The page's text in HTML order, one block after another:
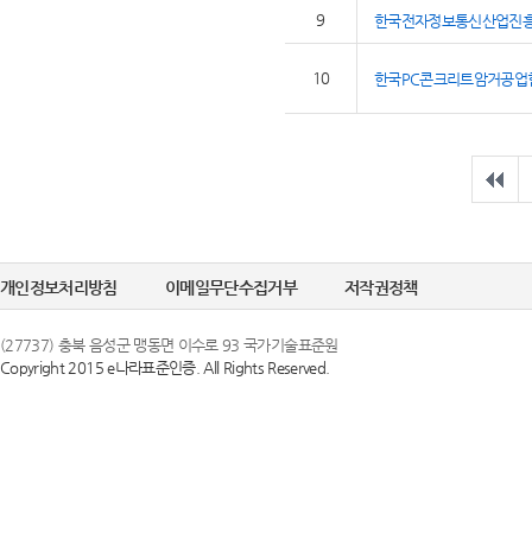
9 한국전자정보통신산업진
10 한국PC콘크리트암거공업
개인정보처리방침 이메일무단수집거부 저작권정책
(27737) 충북 음성군 맹동면 이수로 93 국가기술표준원
Copyright 2015 e나라표준인증. All Rights Reserved.